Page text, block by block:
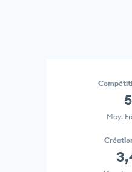
Moy.